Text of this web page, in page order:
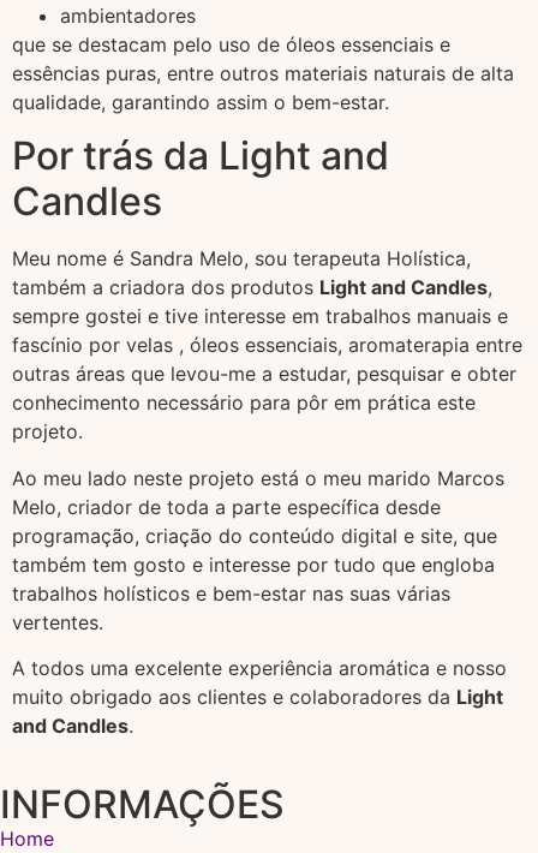
ambientadores
que se destacam pelo uso de óleos essenciais e
essências puras, entre outros materiais naturais de alta
qualidade, garantindo assim o bem-estar.
Por trás da Light and
Candles
Meu nome é Sandra Melo, sou terapeuta Holística,
também a criadora dos produtos Light and Candles,
sempre gostei e tive interesse em trabalhos manuais e
fascínio por velas , óleos essenciais, aromaterapia entre
outras áreas que levou-me a estudar, pesquisar e obter
conhecimento necessário para pôr em prática este
projeto.
Ao meu lado neste projeto está o meu marido Marcos
Melo, criador de toda a parte específica desde
programação, criação do conteúdo digital e site, que
também tem gosto e interesse por tudo que engloba
trabalhos holísticos e bem-estar nas suas várias
vertentes.
A todos uma excelente experiência aromática e nosso
muito obrigado aos clientes e colaboradores da Light
and Candles.
INFORMAÇÕES
Home